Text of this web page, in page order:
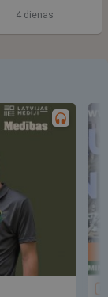
4 dienas